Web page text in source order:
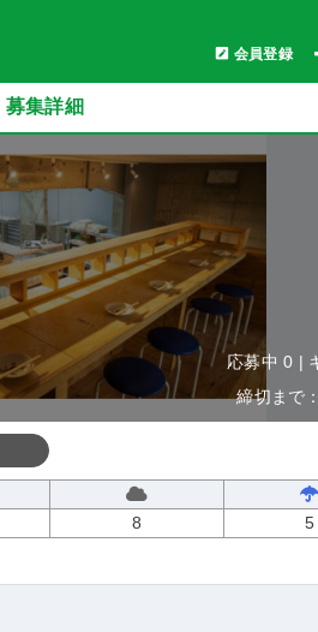
会員登録
募集詳細
応募中 0 |
締切まで
8 5